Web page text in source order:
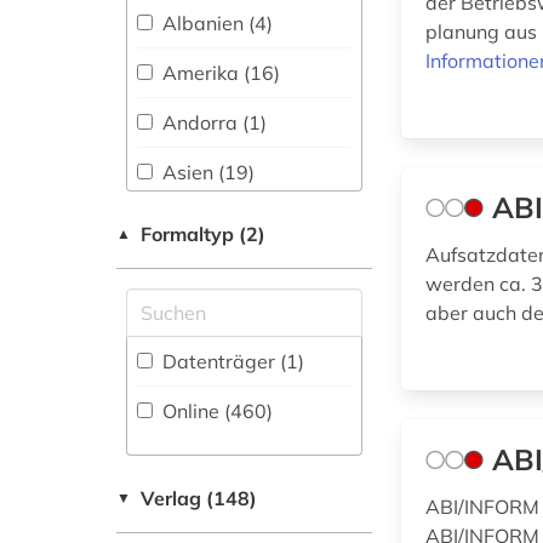
Medien- und
Kommunikationswissenschaften,
Kommunikationsdesign (85)
Medizin (93)
Militärwissenschaft
(2)
Musikwissenschaft
Natur- und
Umweltschutz (27)
Pädagogik (97)
Philosophie (57)
Politologie (286)
angewandte
statistik (1)
angewandte
technologien (1)
anglistik (1)
anleger (1)
Albanien (4)
Amerika (16)
Andorra (1)
Asien (19)
(12)
Baden-
Wuerttemberg (2)
Baltikum (3)
Bayern (6)
Belgien (7)
▲ Formaltyp (2)
Datenträger (1)
Online (460)
▼ Verlag (148)
planung
werden ca.
aber auch
ABI/
ABI/